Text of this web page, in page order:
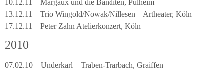
10.12.11 – Margaux und die Banditen, Pulheim
13.12.11 – Trio Wingold/Nowak/Nillesen – Artheater, Köln
17.12.11 – Peter Zahn Atelierkonzert, Köln
2010
07.02.10 – Underkarl – Traben-Trarbach, Graiffen